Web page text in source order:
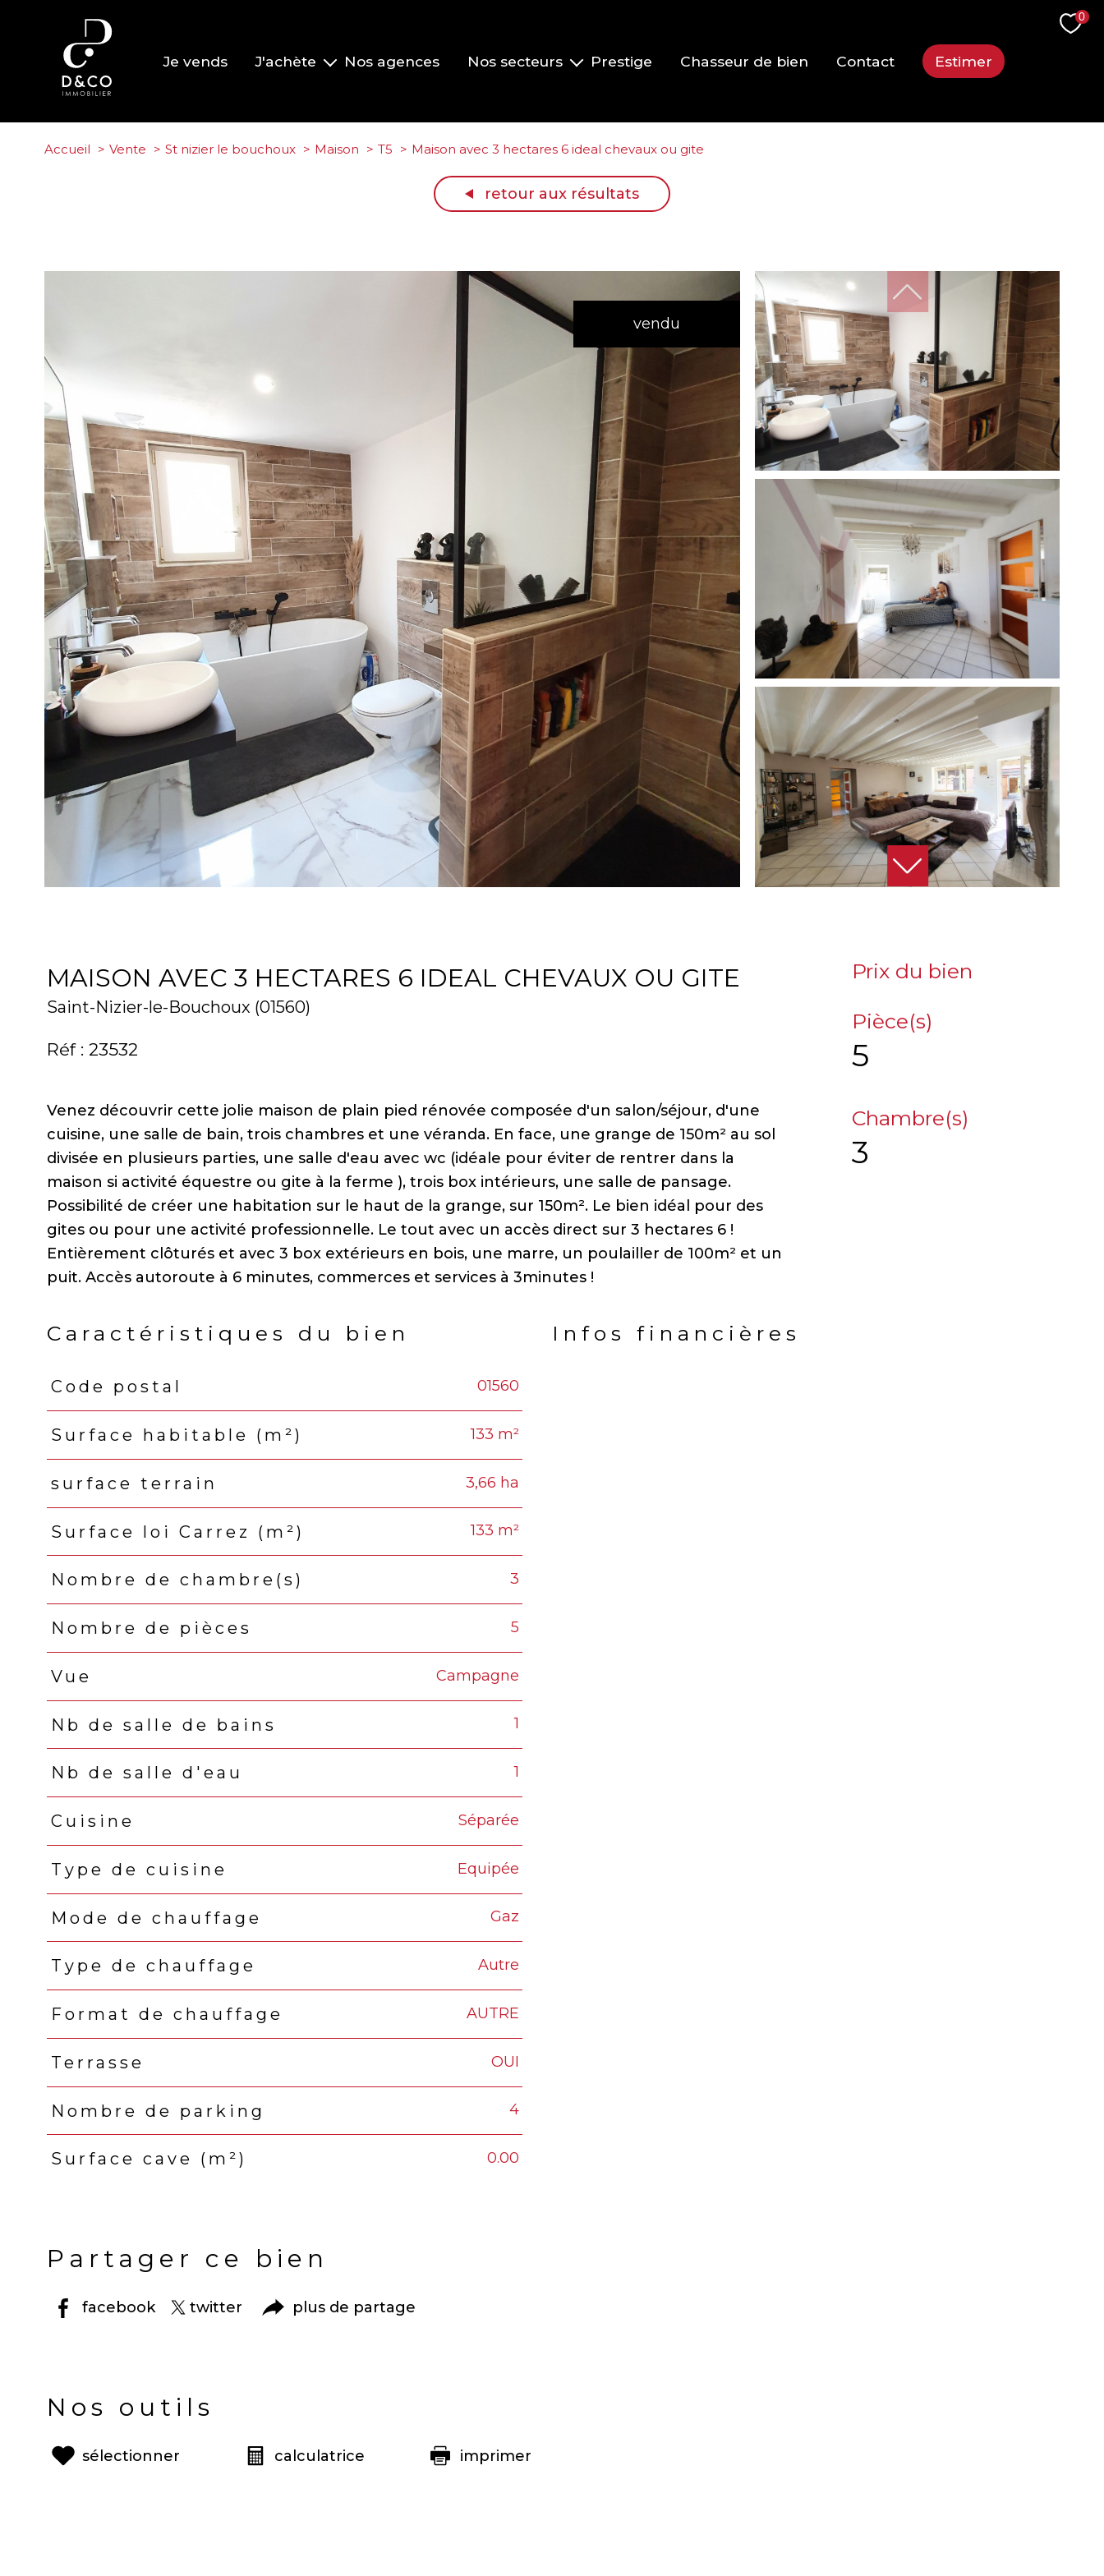
0
Je vends J'achète Nos agences Nos secteurs
La Roche-Vineuse et le Clusinois
Prestige Chasseur de bien Contact Estimer
Accueil Vente St nizier le bouchoux Maison T5 Maison avec 3 hectares 6 ideal chevaux ou gite
retour aux résultats
vendu
MAISON AVEC 3 HECTARES 6 IDEAL CHEVAUX OU GITE
Saint-Nizier-le-Bouchoux (01560)
Réf : 23532
Venez découvrir cette jolie maison de plain pied rénovée composée d'un salon/séjour, d'une
cuisine, une salle de bain, trois chambres et une véranda. En face, une grange de 150m² au sol
divisée en plusieurs parties, une salle d'eau avec wc (idéale pour éviter de rentrer dans la
maison si activité équestre ou gite à la ferme ), trois box intérieurs, une salle de pansage.
Possibilité de créer une habitation sur le haut de la grange, sur 150m². Le bien idéal pour des
gites ou pour une activité professionnelle. Le tout avec un accès direct sur 3 hectares 6 !
Entièrement clôturés et avec 3 box extérieurs en bois, une marre, un poulailler de 100m² et un
Prix du bien
Pièce(s)
5
Chambre(s)
3
Caractéristiques du bien
Caractéristiques
Code postal 01560
Surface habitable (m²) 133 m²
surface terrain 3,66 ha
Surface loi Carrez (m²) 133 m²
Nombre de chambre(s) 3
Nombre de pièces 5
Vue Campagne
Nb de salle de bains 1
Nb de salle d'eau 1
Cuisine Séparée
Type de cuisine Equipée
Mode de chauffage Gaz
Type de chauffage Autre
Format de chauffage AUTRE
Terrasse OUI
Nombre de parking 4
Surface cave (m²) 0.00
Infos financières
Partager ce bien
facebook twitter plus de partage
Nos outils
sélectionner calculatrice imprimer